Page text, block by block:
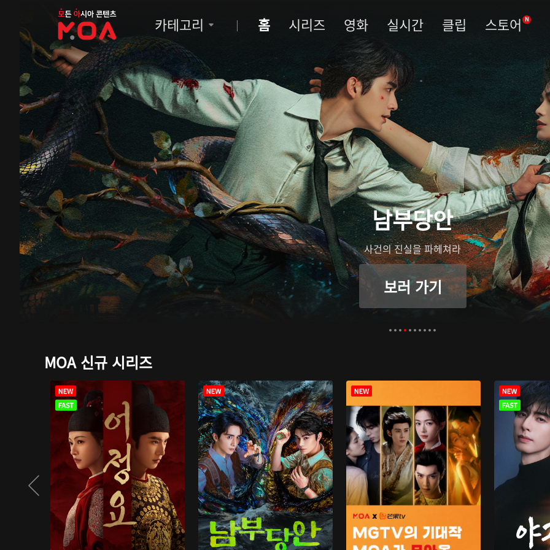
MOA
카테고리 홈 시리즈 영화 실시간 클립 스토어 N
남부당안
사건의 진실을 파헤쳐라
보러 가기
MOA 신규 시리즈